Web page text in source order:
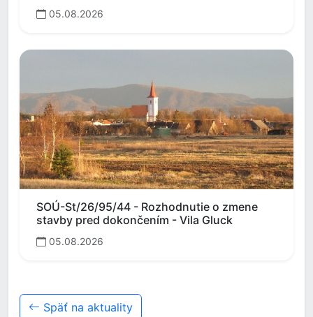
05.08.2026
SOÚ-St/26/95/44 - Rozhodnutie o zmene
stavby pred dokončením - Vila Gluck
05.08.2026
Späť na aktuality